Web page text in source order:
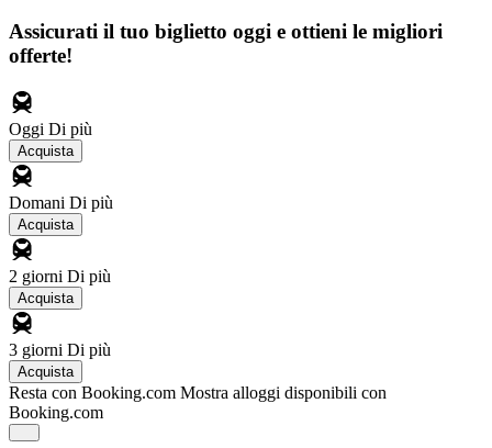
Assicurati il ​​tuo biglietto oggi e ottieni le migliori
offerte!
Oggi Di più
Acquista
Domani Di più
Acquista
2 giorni Di più
Acquista
3 giorni Di più
Acquista
Resta con Booking.com Mostra alloggi disponibili con
Booking.com